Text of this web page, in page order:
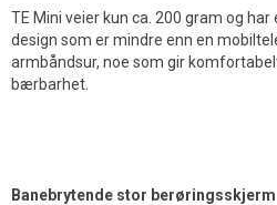
TE Mini veier kun ca. 200 gram og
design som er mindre enn en
armbåndsur, noe som gir
bærbarhet.
Banebrytende stor berøringsskjerm